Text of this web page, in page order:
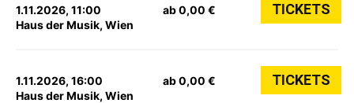
1.11.2026, 11:00
Haus der Musik, Wien
ab 0,00 € TICKETS
1.11.2026, 16:00
Haus der Musik, Wien
ab 0,00 € TICKETS